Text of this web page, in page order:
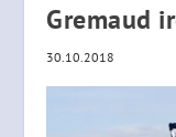
Gremaud
30.10.2018